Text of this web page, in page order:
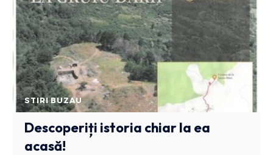
STIRI BUZAU
Descoperiți istoria chiar la ea
acasă!